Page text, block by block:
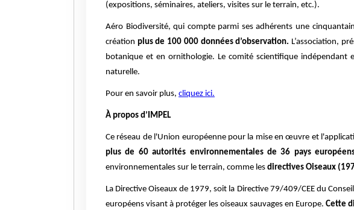
(expositions, séminaires, ateliers, visites sur le terrain, etc.).
Aéro Biodiversité, qui compte parmi ses adhérents une
création plus de 100 000 données d’observation. L’association,
botanique et en ornithologie. Le comité scientifique indépendant
naturelle.
Pour en savoir plus, cliquez ici.
À propos d’IMPEL
Ce réseau de l'Union européenne pour la mise en œuvre et
plus de 60 autorités environnementales de 36 pays
environnementales sur le terrain, comme les directives Oiseaux
La Directive Oiseaux de 1979, soit la Directive 79/409/CEE du
européens visant à protéger les oiseaux sauvages en Europe. Cette